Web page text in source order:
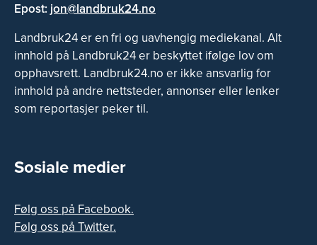
Epost: jon@landbruk24.no
Landbruk24 er en fri og uavhengig mediekanal. Alt
innhold på Landbruk24 er beskyttet ifølge lov om
opphavsrett. Landbruk24.no er ikke ansvarlig for
innhold på andre nettsteder, annonser eller lenker
som reportasjer peker til.
Sosiale medier
Følg oss på Facebook.
Følg oss på Twitter.